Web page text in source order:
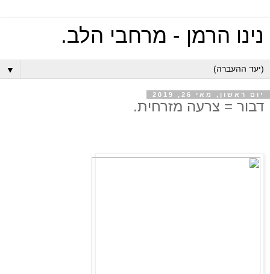
נינו הרמן - מרחבי הלב.
▼
יום ראשון, מאי 26, 2019
דבור = צרעה מזרחית.